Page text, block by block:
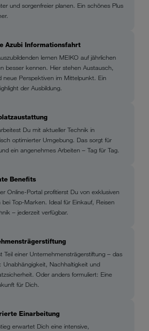
und sorgenfreier planen. Ein schönes Plus
Azubi Informationsfahrt
lernen MEIKO auf jährlichen
besser kennen. Hier stehen Austausch,
neue Perspektiven im Mittelpunkt. Ein
der Ausbildung.
Du mit aktueller Technik in
optimierter Umgebung. Das sorgt für
ein angenehmes Arbeiten – Tag für Tag.
Benefits
Online-Portal profitierst Du von exklusiven
bei Top-Marken. Ideal für Einkauf, Reisen
– jederzeit verfügbar.
Teil einer Unternehmensträgerstiftung – das
Unabhängigkeit, Nachhaltigkeit und
Oder anders formuliert: Eine
für Dich.
Einarbeitung
erwartet Dich eine intensive,